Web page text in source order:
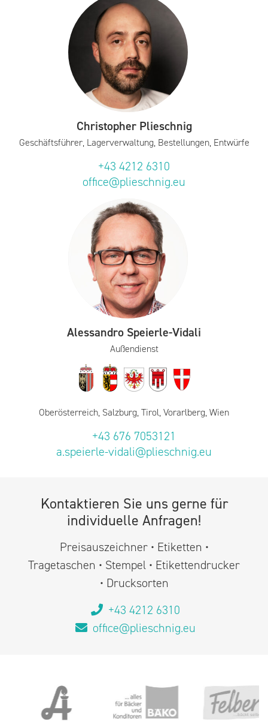
Christopher Plieschnig
Geschäftsführer, Lagerverwaltung, Bestellungen, Entwürfe
+43 4212 6310
office@plieschnig.eu
Alessandro Speierle-Vidali
Außendienst
Oberösterreich, Salzburg, Tirol, Vorarlberg, Wien
+43 676 7053121
a.speierle-vidali@plieschnig.eu
Kontaktieren Sie uns gerne für
individuelle Anfragen!
Preisauszeichner • Etiketten •
Tragetaschen • Stempel • Etikettendrucker
• Drucksorten
+43 4212 6310
office@plieschnig.eu